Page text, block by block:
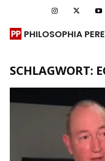
PHILOSOPHIA
SCHLAGWORT: